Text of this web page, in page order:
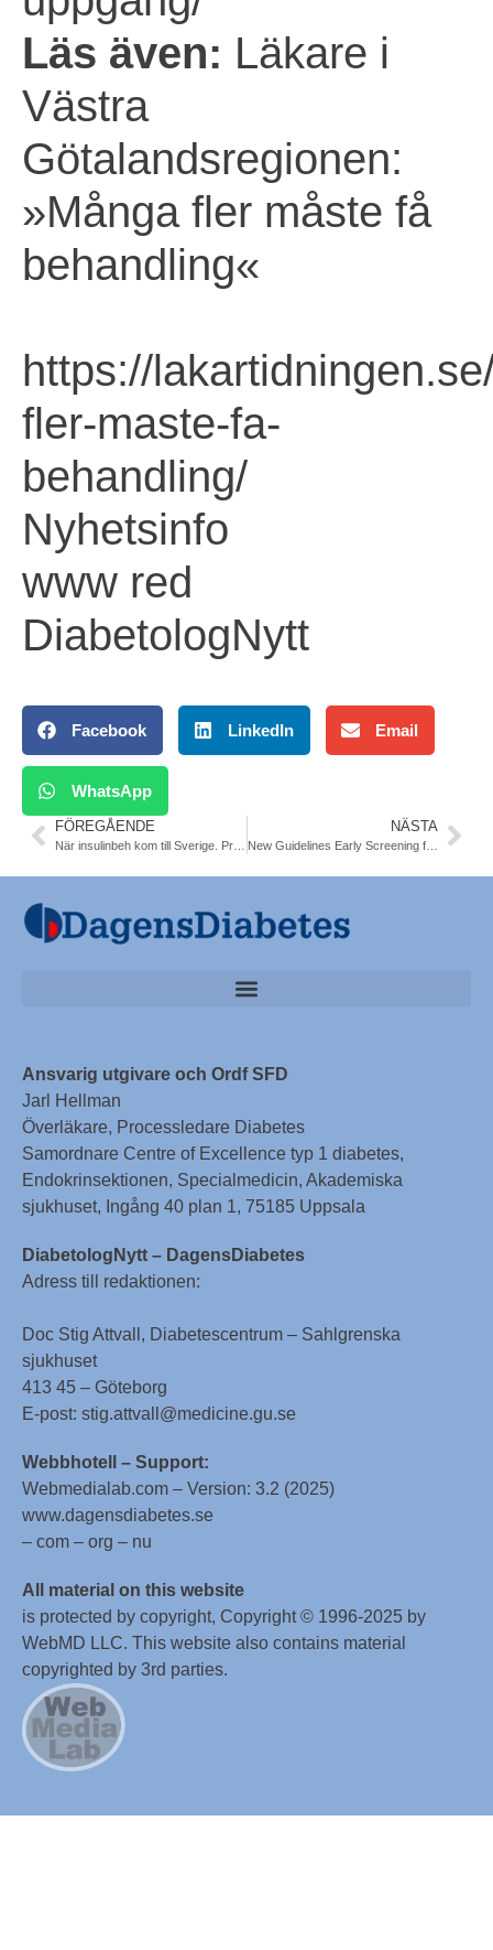
Läs även: Läkare i
Västra
Götalandsregionen:
»Många fler måste få
behandling«
https://
fler-maste-fa-
behandling/
Nyhetsinfo
www red
DiabetologNytt
Facebook LinkedIn Email
WhatsApp
FÖREGÅENDE NÄSTA
New Guidelines Early Screening for Diabetes and Prediabetes. USPSTF
Ansvarig utgivare och Ordf SFD
Jarl Hellman
Överläkare, Processledare Diabetes
Samordnare Centre of Excellence typ 1 diabetes,
Endokrinsektionen, Specialmedicin, Akademiska
sjukhuset, Ingång 40 plan 1, 75185 Uppsala
DiabetologNytt – DagensDiabetes
Adress till redaktionen:
Doc Stig Attvall, Diabetescentrum – Sahlgrenska
sjukhuset
413 45 – Göteborg
E-post: stig.attvall@medicine.gu.se
Webbhotell – Support:
Webmedialab.com – Version: 3.2 (2025)
www.dagensdiabetes.se
– com – org – nu
All material on this website
is protected by copyright, Copyright © 1996-2025 by
WebMD LLC. This website also contains material
copyrighted by 3rd parties.